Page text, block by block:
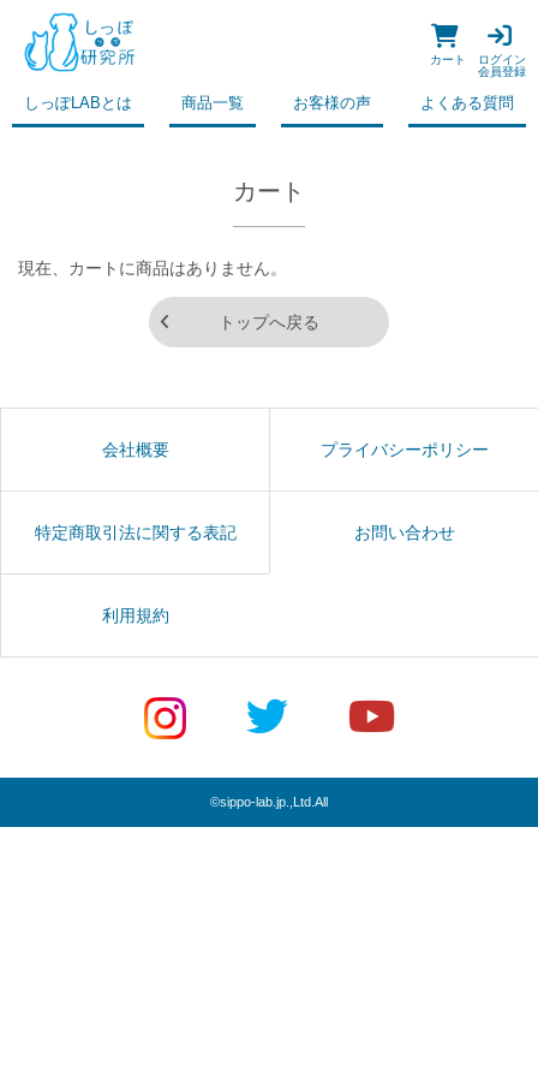
カート
ログイン
会員登録
しっぽLABとは 商品一覧 お客様の声 よくある質問
カート
現在、カートに商品はありません。
トップへ戻る
会社概要 プライバシーポリシー
特定商取引法に関する表記 お問い合わせ
利用規約
©sippo-lab.jp.,Ltd.All